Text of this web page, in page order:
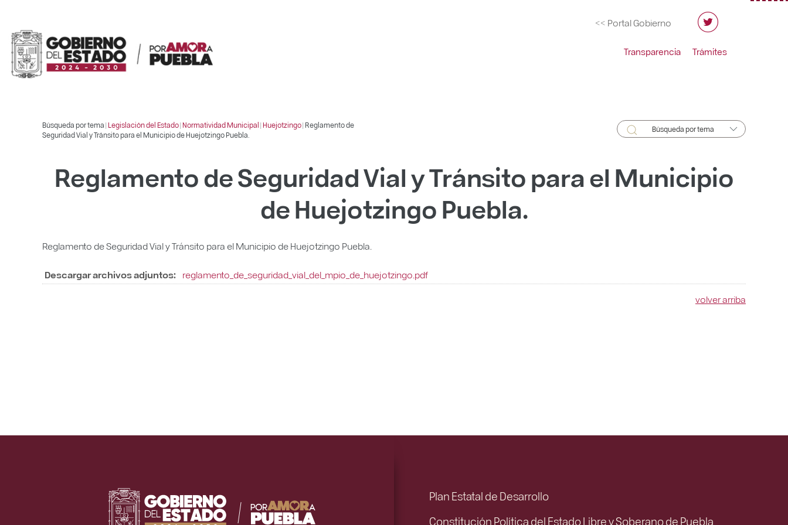
<< Portal Gobierno
Transparencia Trámites
Búsqueda por tema | Legislación del Estado| Normatividad Municipal| Huejotzingo| Reglamento de
Seguridad Vial y Tránsito para el Municipio de Huejotzingo Puebla.
Búsqueda por tema
Reglamento de Seguridad Vial y Tránsito para el Municipio
de Huejotzingo Puebla.
Reglamento de Seguridad Vial y Tránsito para el Municipio de Huejotzingo Puebla.
Descargar archivos adjuntos: reglamento_de_seguridad_vial_del_mpio_de_huejotzingo.pdf
volver arriba
Plan Estatal de Desarrollo
Constitución Política del Estado Libre y Soberano de Puebla